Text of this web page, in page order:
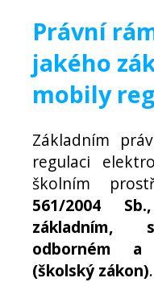
Právní
jakého
mobily
Základním
regulaci
školním
561/2004
základním,
odborném a
(školský zákon).